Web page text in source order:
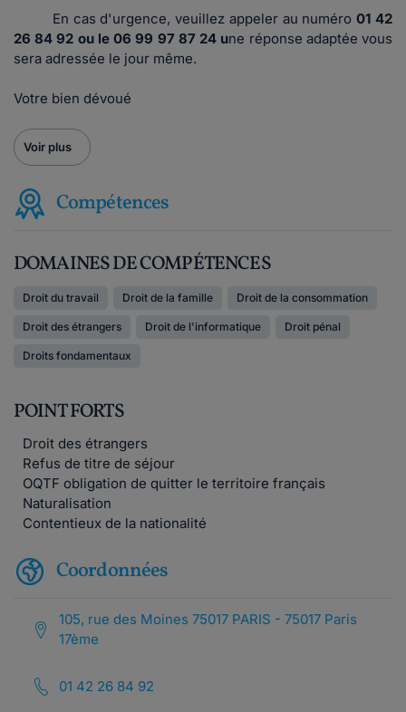
En cas d'urgence, veuillez appeler au numéro01 42
26 84 92 ou le 06 99 97 87 24 une réponse adaptée vous
sera adressée le jour même.
Votre bien dévoué
Voir plus
Compétences
DOMAINES DE COMPÉTENCES
Droit du travail Droit de la famille Droit de la consommation
Droit des étrangers Droit de l'informatique Droit pénal
Droits fondamentaux
POINT FORTS
Droit des étrangers
Refus de titre de séjour
OQTF obligation de quitter le territoire français
Naturalisation
Contentieux de la nationalité
Coordonnées
105, rue des Moines 75017 PARIS - 75017 Paris
17ème
01 42 26 84 92